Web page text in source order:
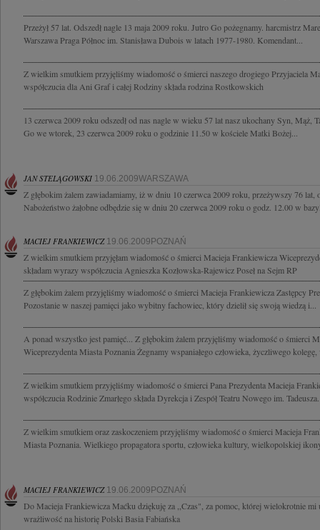
Przeżył 57 lat. Odszedł nagle 13 maja 2009 roku. Jutro Go pożegnamy. harcmistrz
Warszawa Praga Północ im. Stanisława Dubois w latach 1977-1980. Komendant...
Z wielkim smutkiem przyjęliśmy wiadomość o śmierci naszego drogiego Przyjaciela
współczucia dla Ani Graf i całej Rodziny składa rodzina Rostkowskich
13 czerwca 2009 roku odszedł od nas nagle w wieku 57 lat nasz ukochany Syn, Mąż,
Go we wtorek, 23 czerwca 2009 roku o godzinie 11.50 w kościele Matki Bożej...
JAN STELĄGOWSKI 19.06.2009WARSZAWA
Z głębokim żalem zawiadamiamy, iż w dniu 10 czerwca 2009 roku, przeżywszy 76 lat,
Nabożeństwo żałobne odbędzie się w dniu 20 czerwca 2009 roku o godz. 12.00 w
MACIEJ FRANKIEWICZ 19.06.2009POZNAŃ
Z wielkim smutkiem przyjęłam wiadomość o śmierci Macieja Frankiewicza
składam wyrazy współczucia Agnieszka Kozłowska-Rajewicz Poseł na Sejm RP
Z głębokim żalem przyjęliśmy wiadomość o śmierci Macieja Frankiewicza Zastępcy
Pozostanie w naszej pamięci jako wybitny fachowiec, który dzielił się swoją wiedzą i...
A ponad wszystko jest pamięć... Z głębokim żalem przyjęliśmy wiadomość o śmierci
Wiceprezydenta Miasta Poznania Żegnamy wspaniałego człowieka, życzliwego
Z wielkim smutkiem przyjęliśmy wiadomość o śmierci Pana Prezydenta Macieja
współczucia Rodzinie Zmarłego składa Dyrekcja i Zespół Teatru Nowego im.
Z wielkim smutkiem oraz zaskoczeniem przyjęliśmy wiadomość o śmierci Macieja
Miasta Poznania. Wielkiego propagatora sportu, człowieka kultury, wielkopolskiej
MACIEJ FRANKIEWICZ 19.06.2009POZNAŃ
Do Macieja Frankiewicza Maćku dziękuję za ,,Czas", za pomoc, której wielokrotnie mi
wrażliwość na historię Polski Basia Fabiańska